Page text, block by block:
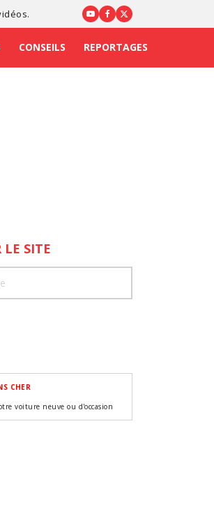
CONSEILS REPORTAGES
LE SITE
CHER
voiture neuve ou d'occasion